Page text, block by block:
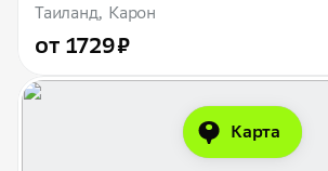
Таиланд, Карон
от 1729 ₽
Карта